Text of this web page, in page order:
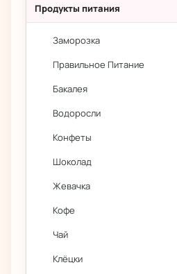
Продукты питания
Заморозка
Правильное Питание
Бакалея
Водоросли
Конфеты
Шоколад
Жевачка
Кофе
Чай
Клёцки